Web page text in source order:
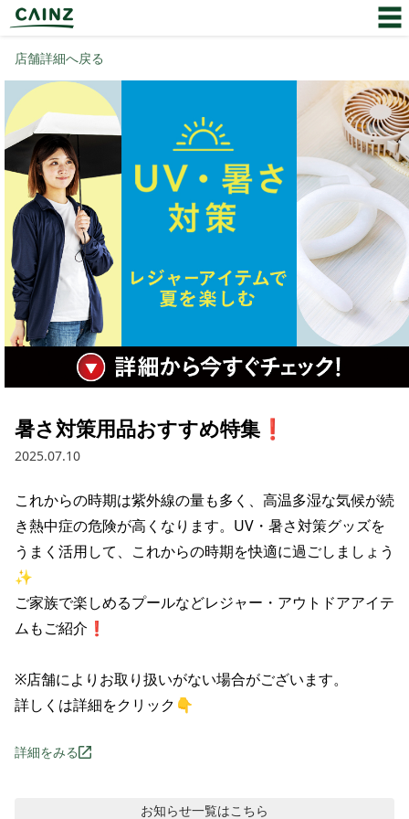
店舗詳細へ戻る
暑さ対策用品おすすめ特集❗
2025.07.10
これからの時期は紫外線の量も多く、高温多湿な気候が続
き熱中症の危険が高くなります。UV・暑さ対策グッズを
うまく活用して、これからの時期を快適に過ごしましょう
✨
ご家族で楽しめるプールなどレジャー・アウトドアアイテ
ムもご紹介❗
※店舗によりお取り扱いがない場合がございます。
詳しくは詳細をクリック👇
詳細をみる
お知らせ一覧はこちら